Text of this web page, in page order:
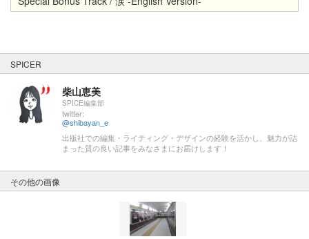
SPICER
柴山恵美
SPICE編集部
twitter:
@shibayan_e
出版社での編集・ライティング・デザインの経験を活かし、魅力が詰
まった質の良い記事をみなさまにお届けします！
その他の画像